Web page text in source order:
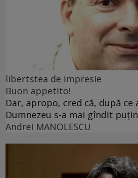
libertstea de impresie
Buon appetito!
Dar, apropo, cred că, după ce
Dumnezeu s-a mai gîndit
Andrei MANOLESCU